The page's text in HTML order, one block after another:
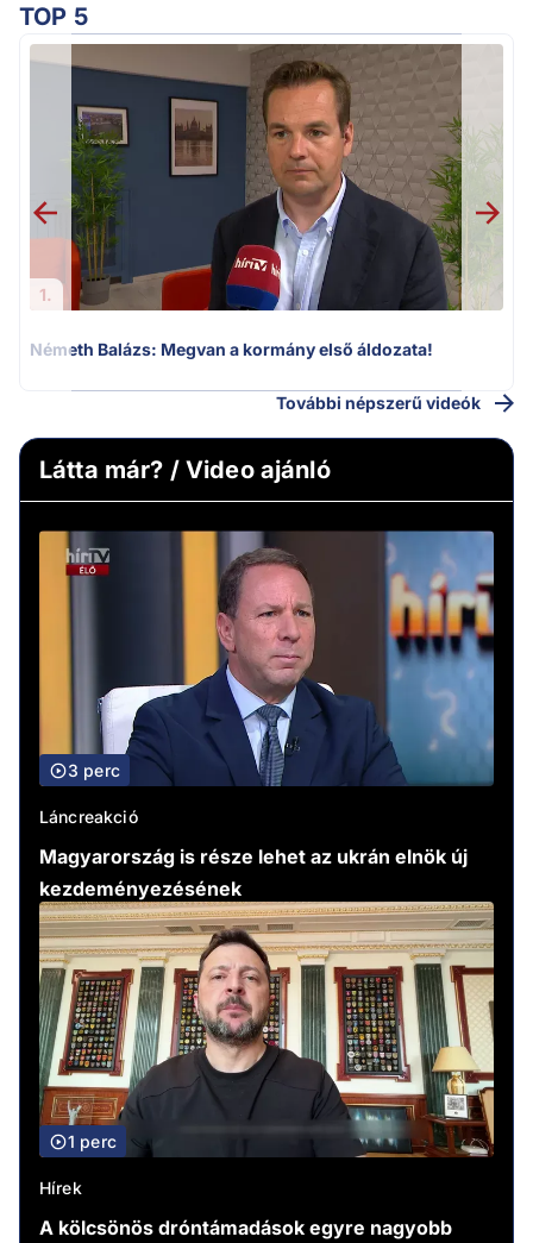
TOP 5
1.
Németh Balázs: Megvan a kormány első áldozata!
További népszerű videók
Látta már? / Video ajánló
3 perc
Láncreakció
Magyarország is része lehet az ukrán elnök új
kezdeményezésének
1 perc
Hírek
A kölcsönös dróntámadások egyre nagyobb